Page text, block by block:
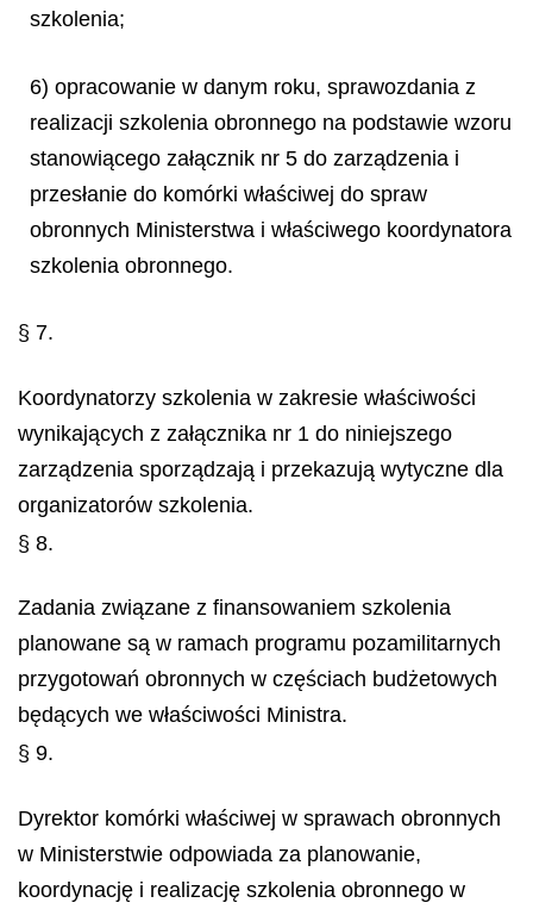
szkolenia;
6) opracowanie w danym roku, sprawozdania z
realizacji szkolenia obronnego na podstawie wzoru
stanowiącego załącznik nr 5 do zarządzenia i
przesłanie do komórki właściwej do spraw
obronnych Ministerstwa i właściwego koordynatora
szkolenia obronnego.
§ 7.
Koordynatorzy szkolenia w zakresie właściwości
wynikających z załącznika nr 1 do niniejszego
zarządzenia sporządzają i przekazują wytyczne dla
organizatorów szkolenia.
§ 8.
Zadania związane z finansowaniem szkolenia
planowane są w ramach programu pozamilitarnych
przygotowań obronnych w częściach budżetowych
będących we właściwości Ministra.
§ 9.
Dyrektor komórki właściwej w sprawach obronnych
w Ministerstwie odpowiada za planowanie,
koordynację i realizację szkolenia obronnego w